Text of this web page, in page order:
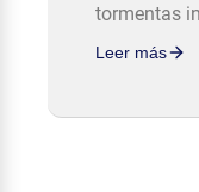
tormentas
Leer más